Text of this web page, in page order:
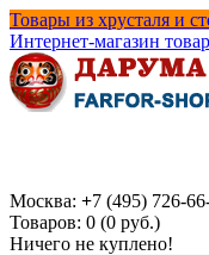
Товары из хрусталя и
Интернет-магазин
Москва: +7 (495) 726-
Товаров: 0 (0 руб.)
Ничего не куплено!